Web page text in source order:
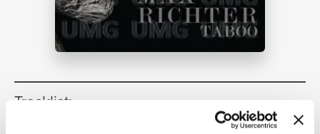
Tracklist:
NEWS
RICERCA